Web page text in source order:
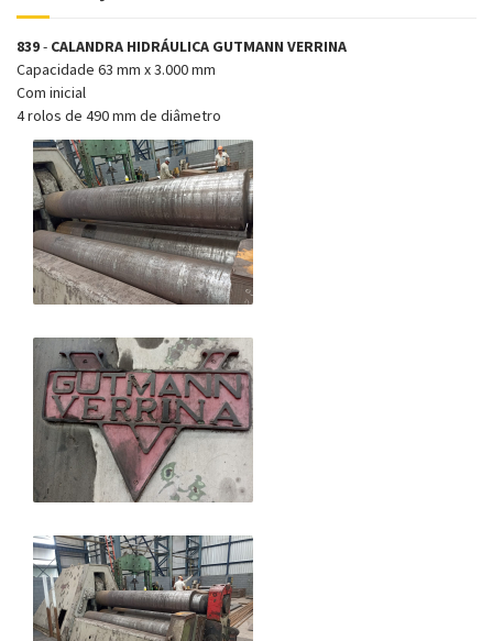
839- CALANDRA HIDRÁULICA GUTMANN VERRINA
Capacidade 63 mm x 3.000 mm
Com inicial
4 rolos de 490 mm de diâmetro